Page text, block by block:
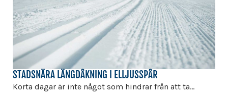
STADSNÄRA LÄNGDÅKNING I ELLJUSSPÅR
Korta dagar är inte något som hindrar från att ta...